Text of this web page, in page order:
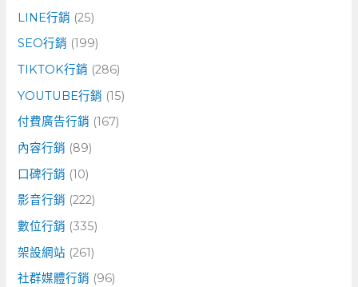
LINE行銷 (25)
SEO行銷 (199)
TIKTOK行銷 (286)
YOUTUBE行銷 (15)
付費廣告行銷 (167)
內容行銷 (89)
口碑行銷 (10)
影音行銷 (222)
數位行銷 (335)
架設網站 (261)
社群媒體行銷 (96)